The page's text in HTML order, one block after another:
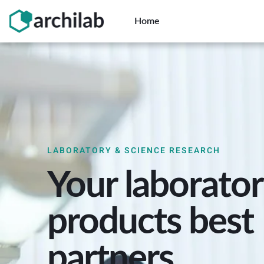
Skip
content
Home
LABORATORY & SCIENCE RESEARCH
Your
products best